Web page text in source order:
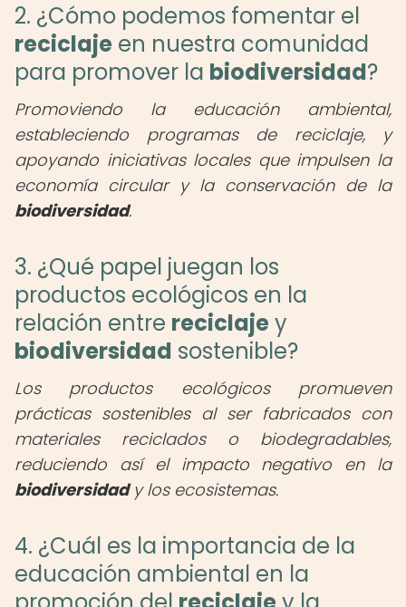
2. ¿Cómo podemos fomentar el
reciclaje en nuestra comunidad
para promover la biodiversidad?
Promoviendo la educación ambiental,
estableciendo programas de reciclaje, y
apoyando iniciativas locales que impulsen la
economía circular y la conservación de la
biodiversidad.
3. ¿Qué papel juegan los
productos ecológicos en la
relación entre reciclajey
biodiversidad sostenible?
Los productos ecológicos promueven
prácticas sostenibles al ser fabricados con
materiales reciclados o biodegradables,
reduciendo así el impacto negativo en la
biodiversidady los ecosistemas.
4. ¿Cuál es la importancia de la
educación ambiental en la